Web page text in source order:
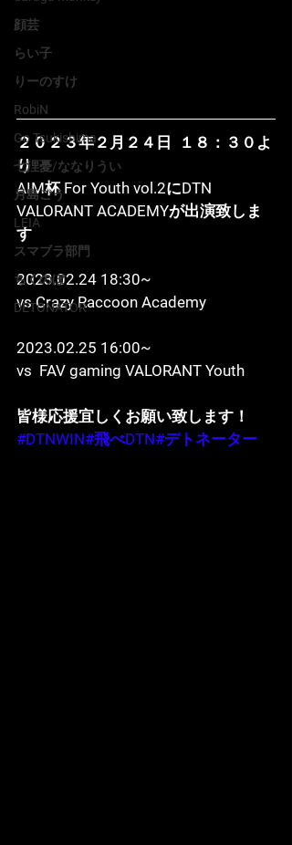
顔芸
らい子
りーのすけ
RobiN
Go Tsukishima
七浬憂/ななりうい
月島ごう
LEIA
スマブラ部門
ちくのぼ
DETONATOR
２０２３年２月２４日  １８：３０よ
り
AIM杯 For Youth vol.2にDTN
VALORANT ACADEMYが出演致しま
す
2023.02.24 18:30~
vs Crazy Raccoon Academy
2023.02.25 16:00~
vs  FAV gaming VALORANT Youth
皆様応援宜しくお願い致します！
#DTNWIN#飛べDTN#デトネーター